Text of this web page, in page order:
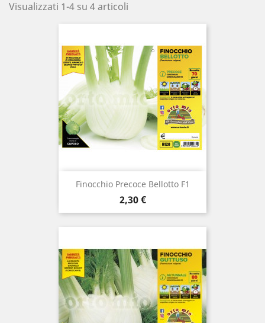
Visualizzati 1-4 su 4 articoli
Finocchio Precoce Bellotto F1
Prezzo
2,30 €